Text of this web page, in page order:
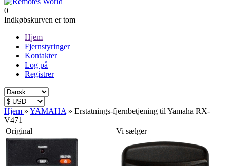
0
Indkøbskurven er tom
Hjem
Fjernstyringer
Kontakter
Log på
Registrer
Hjem » YAMAHA » Erstatnings-fjernbetjening til Yamaha RX-
V471
Original
Vi sælger